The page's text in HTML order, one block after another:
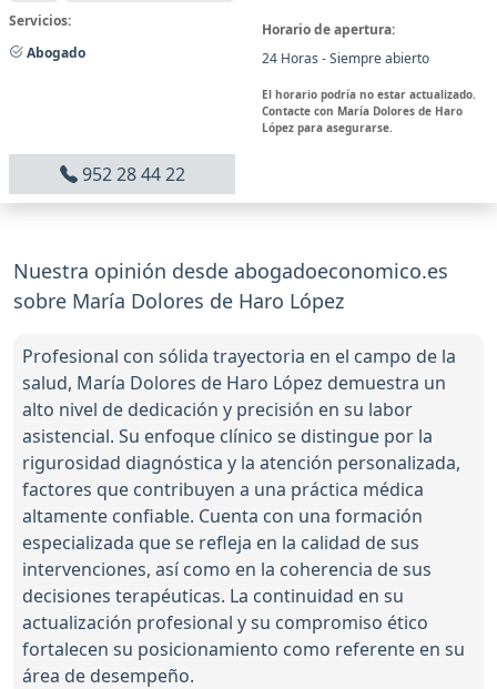
Servicios:
Abogado
Horario de apertura:
24 Horas - Siempre abierto
El horario podría no estar actualizado.
Contacte con María Dolores de Haro
López para asegurarse.
952 28 44 22
Nuestra opinión desde abogadoeconomico.es
sobre María Dolores de Haro López
Profesional con sólida trayectoria en el campo de la
salud, María Dolores de Haro López demuestra un
alto nivel de dedicación y precisión en su labor
asistencial. Su enfoque clínico se distingue por la
rigurosidad diagnóstica y la atención personalizada,
factores que contribuyen a una práctica médica
altamente confiable. Cuenta con una formación
especializada que se refleja en la calidad de sus
intervenciones, así como en la coherencia de sus
decisiones terapéuticas. La continuidad en su
actualización profesional y su compromiso ético
fortalecen su posicionamiento como referente en su
área de desempeño.